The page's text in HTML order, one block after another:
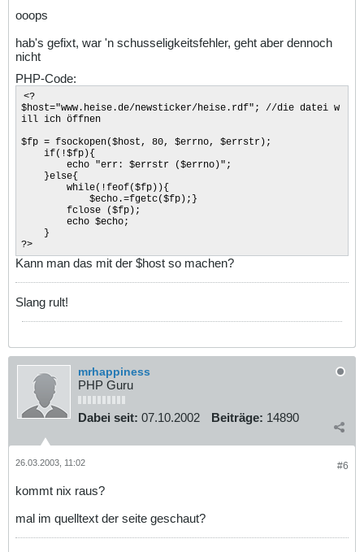
ooops
hab's gefixt, war 'n schusseligkeitsfehler, geht aber dennoch
nicht
PHP-Code:
<?
$host="www.heise.de/newsticker/heise.rdf"; //die datei w
ill ich öffnen
$fp = fsockopen($host, 80, $errno, $errstr);
if(!$fp){
echo "err: $errstr ($errno)";
}else{
while(!feof($fp)){
$echo.=fgetc($fp);}
fclose ($fp);
echo $echo;
}
?>
Kann man das mit der $host so machen?
Slang rult!
mrhappiness
PHP Guru
Dabei seit: 07.10.2002 Beiträge: 14890
#6
26.03.2003, 11:02
kommt nix raus?
mal im quelltext der seite geschaut?